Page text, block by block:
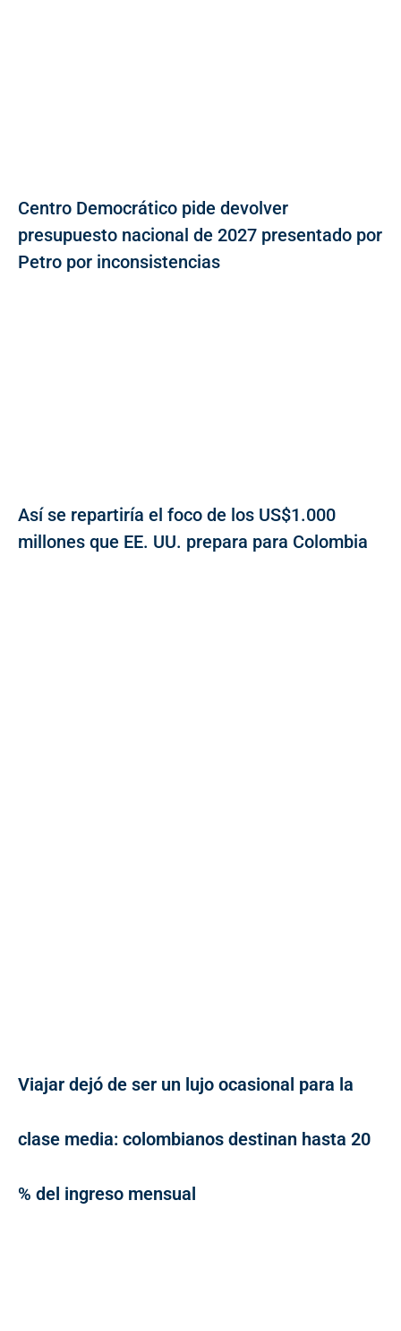
Centro Democrático pide devolver
presupuesto nacional de 2027 presentado por
Petro por inconsistencias
Así se repartiría el foco de los US$1.000
millones que EE. UU. prepara para Colombia
Viajar dejó de ser un lujo ocasional para la
clase media: colombianos destinan hasta 20
% del ingreso mensual